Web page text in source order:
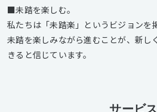
■未踏を楽しむ。
私たちは「未踏楽」というビジョンを
未踏を楽しみながら進むことが、新し
きると信じています。
サービス